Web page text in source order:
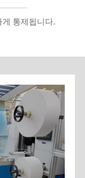
통제됩니다.